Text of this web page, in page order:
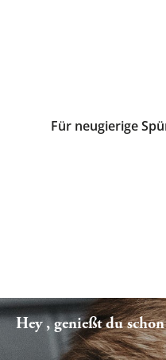
Für neugierige
Hey , genießt du